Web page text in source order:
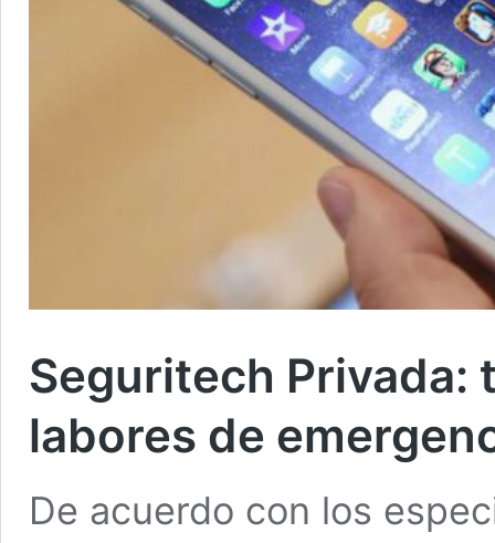
Seguritech Privada:
labores de
De acuerdo con los